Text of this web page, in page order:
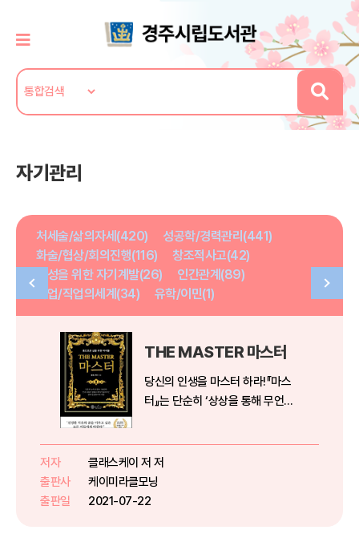
자기관리
처세술/삶의자세(420)
성공학/경력관리(441)
화술/협상/회의진행(116)
창조적사고(42)
여성을 위한 자기계발(26)
인간관계(89)
취업/직업의세계(34)
유학/이민(1)
THE MASTER 마스터
당신의 인생을 마스터 하라!『마스
터』는 단순히 ‘상상을 통해 무언가
는지에 대해 낱낱이 설명한다. 그리
고 여러분이 진정 어떤 존재이며 무
엇을 할 수 있는지에 대해 알...
저자
클래스케이 저 저
출판사
케이미라클모닝
출판일
2021-07-22